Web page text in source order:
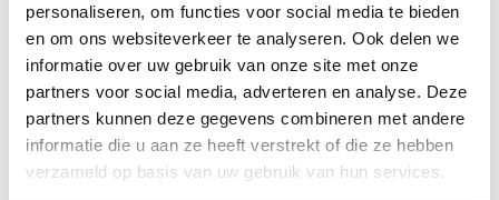
personaliseren, om functies voor social media te bieden
en om ons websiteverkeer te analyseren. Ook delen we
informatie over uw gebruik van onze site met onze
partners voor social media, adverteren en analyse. Deze
partners kunnen deze gegevens combineren met andere
informatie die u aan ze heeft verstrekt of die ze hebben
verzameld op basis van uw gebruik van hun services.
Artikelnummer: P54486-35
De kleding van Dirkje valt op maat. We raden aan om de
maat te kiezen op basis van de lengte van je kind. Twijfel
je toch nog, klik danhiervoor onze maattabel.